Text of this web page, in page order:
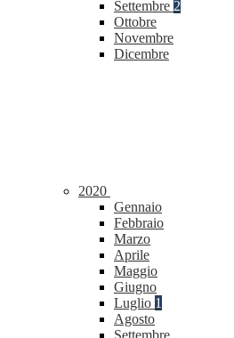
Settembre 2
Ottobre
Novembre
Dicembre
2020
Gennaio
Febbraio
Marzo
Aprile
Maggio
Giugno
Luglio 1
Agosto